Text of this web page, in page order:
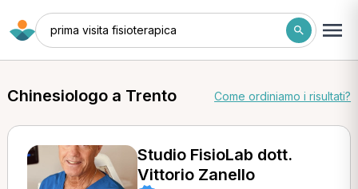
prima visita fisioterapica
Chinesiologo a Trento Come ordiniamo i risultati?
Studio FisioLab dott.
Vittorio Zanello